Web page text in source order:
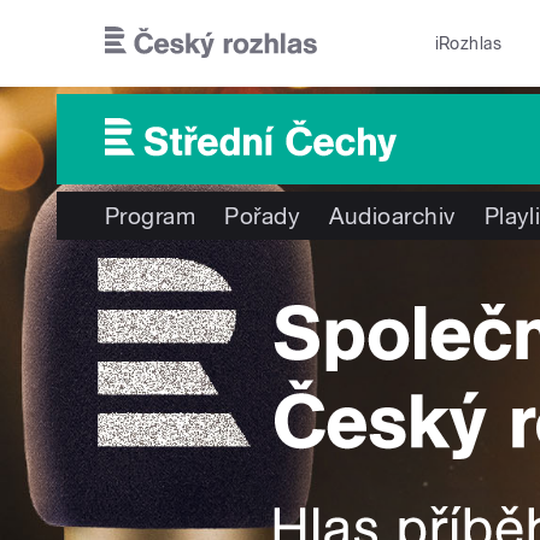
iRozhlas
Program Pořady Audioarchiv